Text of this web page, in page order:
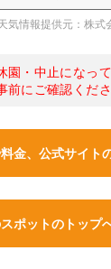
気情報提供元：株式
・中止になっ
にご確認くださ
金、公式サイト
ポットのトップ